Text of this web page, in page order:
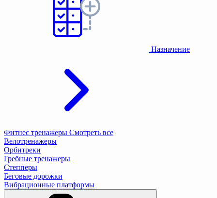
Назначение
Фитнес тренажеры Смотреть все
Велотренажеры
Орбитреки
Гребные тренажеры
Степперы
Беговые дорожки
Вибрационные платформы